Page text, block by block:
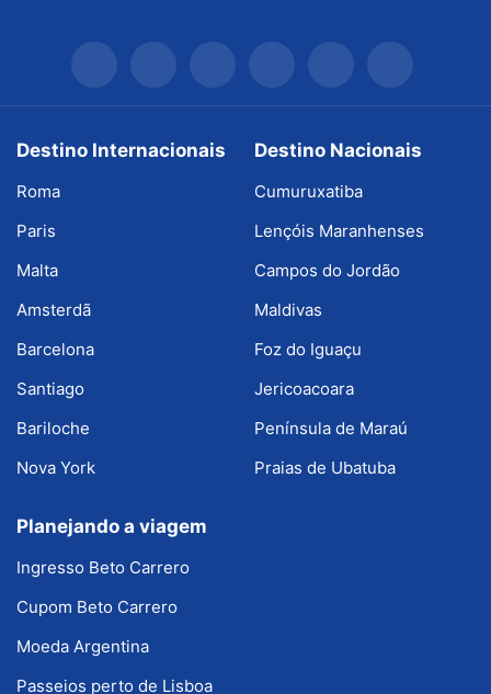
Destino Internacionais
Roma
Paris
Malta
Amsterdã
Barcelona
Santiago
Bariloche
Nova York
Destino Nacionais
Cumuruxatiba
Lençóis Maranhenses
Campos do Jordão
Maldivas
Foz do Iguaçu
Jericoacoara
Península de Maraú
Praias de Ubatuba
Planejando a viagem
Ingresso Beto Carrero
Cupom Beto Carrero
Moeda Argentina
Passeios perto de Lisboa